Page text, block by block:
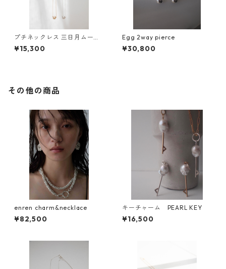
プチネックレス 三日月ムーン/
GETSUMEN petit necklace m
ikazuki moon
¥15,300
Egg 2way pierce
¥30,800
その他の商品
enren charm&necklace
¥82,500
キーチャーム PEARL KEY
¥16,500